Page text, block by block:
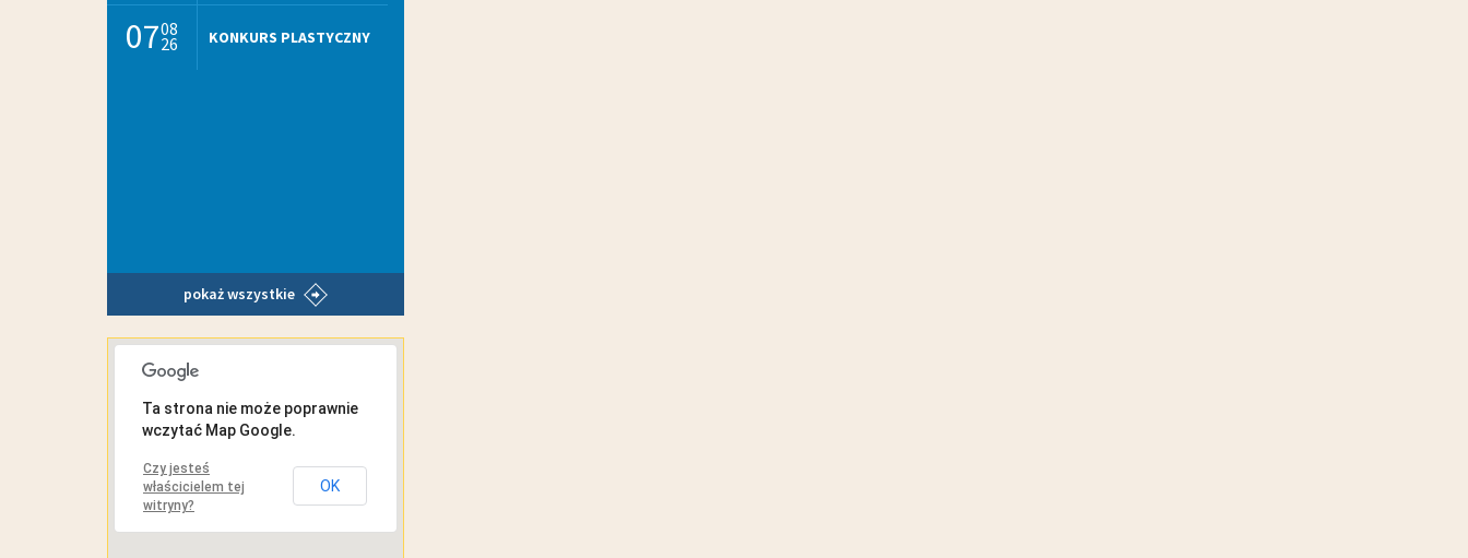
0708
26 KONKURS PLASTYCZNY
pokaż wszystkie
MAPA INTERAKTYWNA
Ta strona nie może poprawnie
wczytać Map Google.
Czy jesteś
właścicielem tej
witryny?
OK